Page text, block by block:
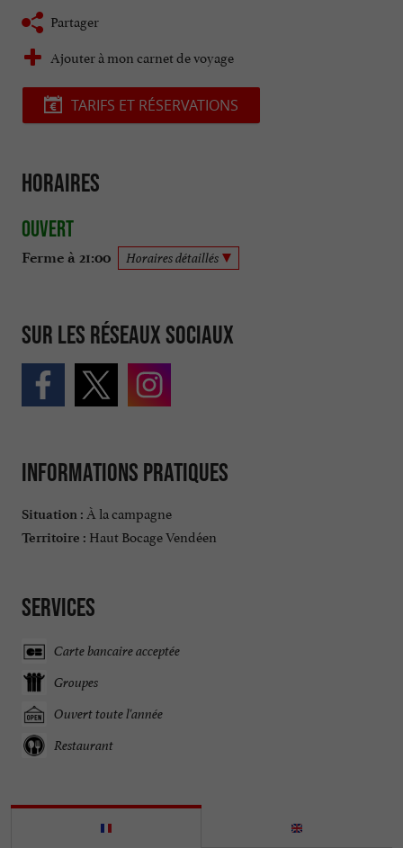
Partager
Ajouter à mon carnet de voyage
TARIFS ET RÉSERVATIONS
Horaires
Ouvert
Ferme à 21:00 Horaires détaillés
Sur les réseaux sociaux
Informations pratiques
Situation : À la campagne
Territoire : Haut Bocage Vendéen
Services
Carte bancaire acceptée
Groupes
Ouvert toute l'année
Restaurant